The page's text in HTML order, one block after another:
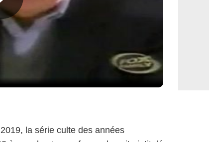
la série culte des années